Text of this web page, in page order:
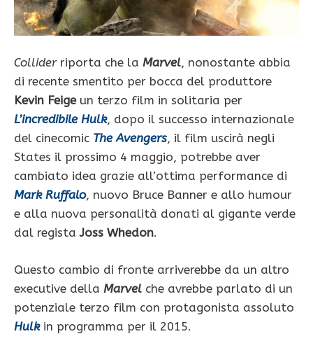
Colliderriporta che la Marvel, nonostante abbia
di recente smentito per bocca del produttore
Kevin Feigeun terzo film in solitaria per
L’incredibile Hulk, dopo il successo internazionale
del cinecomic The Avengers, il film uscirà negli
States il prossimo 4 maggio, potrebbe aver
cambiato idea grazie all’ottima performance di
Mark Ruffalo, nuovo Bruce Banner e allo humour
e alla nuova personalità donati al gigante verde
dal registaJoss Whedon.
Questo cambio di fronte arriverebbe da un altro
executive della Marvel che avrebbe parlato di un
potenziale terzo film con protagonista assoluto
Hulkin programma per il 2015.